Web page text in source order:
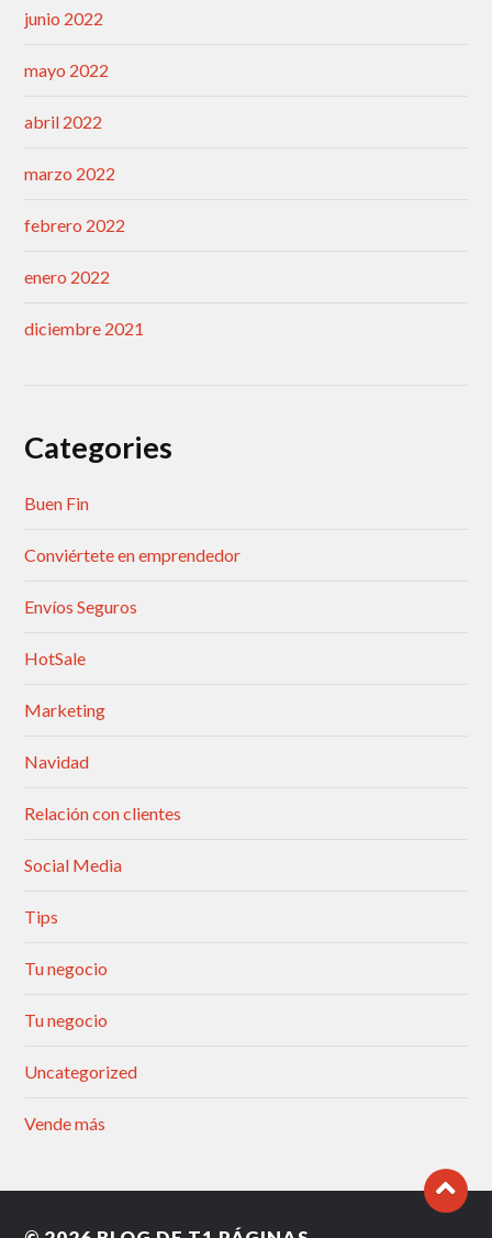
junio 2022
mayo 2022
abril 2022
marzo 2022
febrero 2022
enero 2022
diciembre 2021
Categories
Buen Fin
Conviértete en emprendedor
Envíos Seguros
HotSale
Marketing
Navidad
Relación con clientes
Social Media
Tips
Tu negocio
Tu negocio
Uncategorized
Vende más